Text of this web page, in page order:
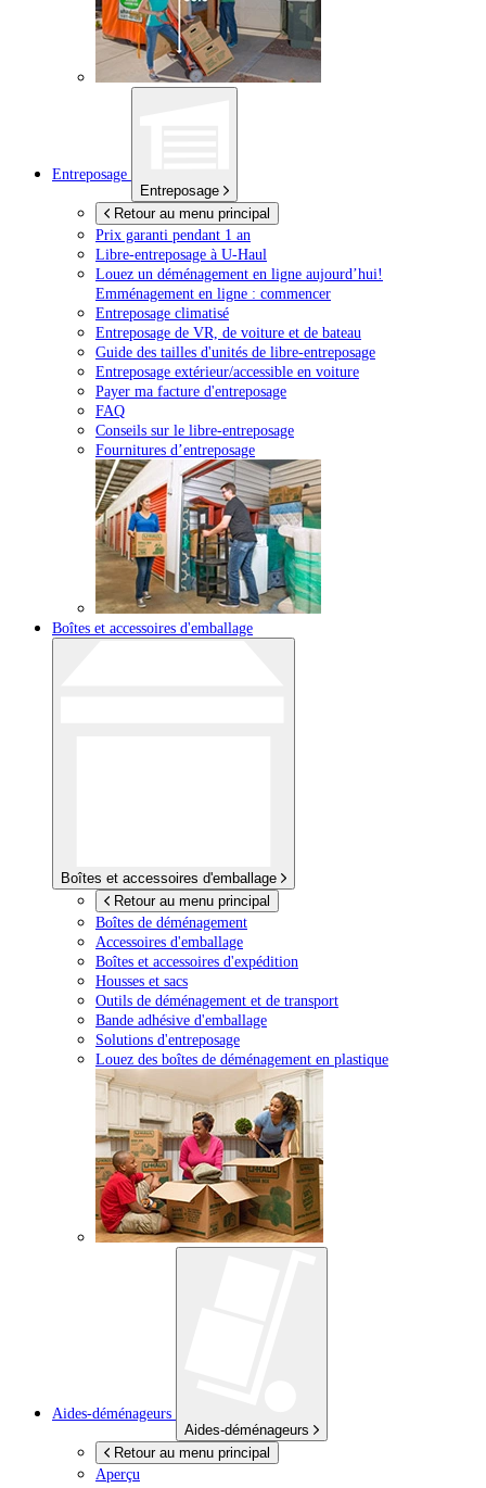
Entreposage
Entreposage
Retour au menu principal
Prix garanti pendant 1 an
Libre-entreposage à U-Haul
Louez un déménagement en ligne aujourd’hui!
Emménagement en ligne : commencer
Entreposage climatisé
Entreposage de VR, de voiture et de bateau
Guide des tailles d'unités de libre-entreposage
Entreposage extérieur/accessible en voiture
Payer ma facture d'entreposage
FAQ
Conseils sur le libre-entreposage
Fournitures d’entreposage
Boîtes et accessoires d'emballage
Boîtes et accessoires d'emballage
Retour au menu principal
Boîtes de déménagement
Accessoires d'emballage
Boîtes et accessoires d'expédition
Housses et sacs
Outils de déménagement et de transport
Bande adhésive d'emballage
Solutions d'entreposage
Louez des boîtes de déménagement en plastique
Aides-déménageurs
Aides-déménageurs
Retour au menu principal
Aperçu